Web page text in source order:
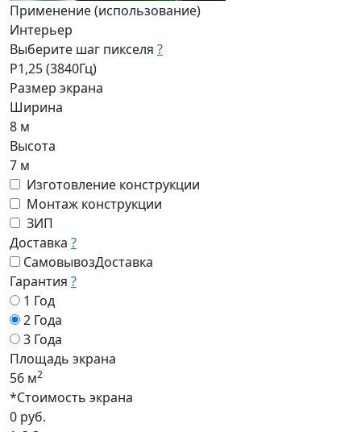
Применение (использование)
Интерьер
Выберите шаг пикселя ?
Р1,25 (3840Гц)
Размер экрана
Ширина
8 м
Высота
7 м
Изготовление конструкции
Монтаж конструкции
ЗИП
Доставка ?
СамовывозДоставка
Гарантия ?
1 Год
2 Года
3 Года
Площадь экрана
56 м2
*Стоимость экрана
0 руб.